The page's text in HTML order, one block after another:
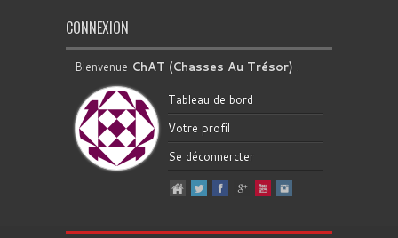
CONNEXION
Bienvenue ChAT (Chasses Au Trésor) .
Tableau de bord
Votre profil
Se déconnercter